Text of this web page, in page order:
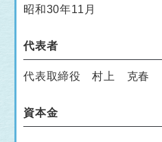
昭和30年11月
代表者
代表取締役 村上 克春
資本金